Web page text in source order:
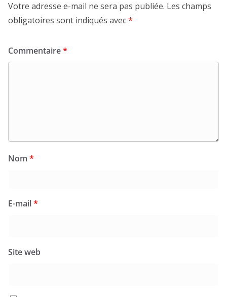
Votre adresse e-mail ne sera pas publiée. Les champs
obligatoires sont indiqués avec*
Commentaire*
Nom *
E-mail*
Site web